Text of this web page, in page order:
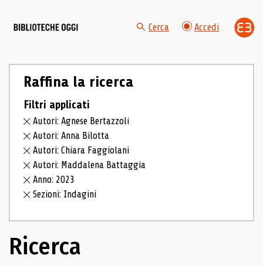
Cerca Accedi
Raffina la ricerca
Filtri applicati
Autori: Agnese Bertazzoli
Autori: Anna Bilotta
Autori: Chiara Faggiolani
Autori: Maddalena Battaggia
Anno: 2023
Sezioni: Indagini
Ricerca